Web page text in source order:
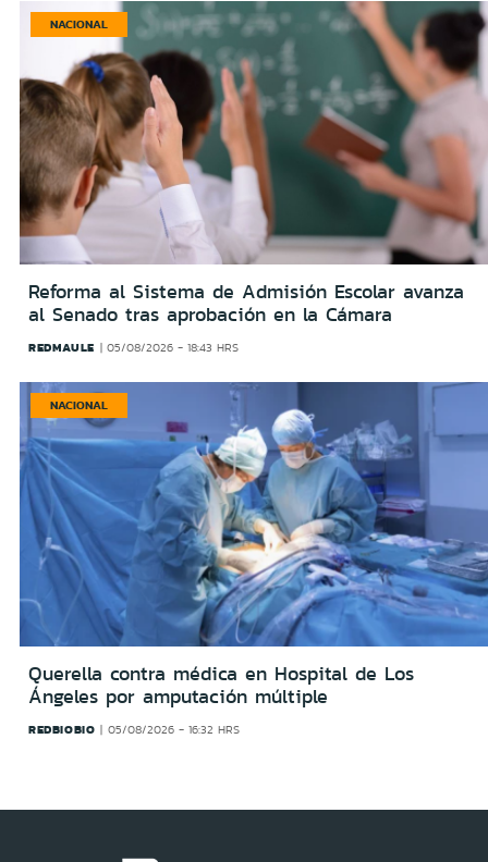
NACIONAL
Reforma al Sistema de Admisión Escolar avanza
al Senado tras aprobación en la Cámara
REDMAULE 05/08/2026 - 18:43 HRS
NACIONAL
Querella contra médica en Hospital de Los
Ángeles por amputación múltiple
REDBIOBIO 05/08/2026 - 16:32 HRS